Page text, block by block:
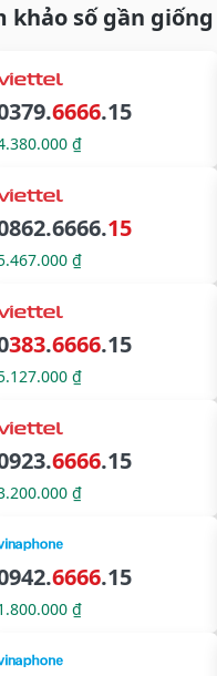
số gần giống
6666.15
₫
15
₫
383.6666.15
₫
6666.15
₫
6666.15
₫